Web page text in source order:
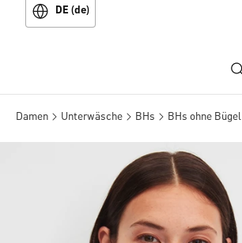
DE (de)
Damen Unterwäsche BHs BHs ohne Bügel